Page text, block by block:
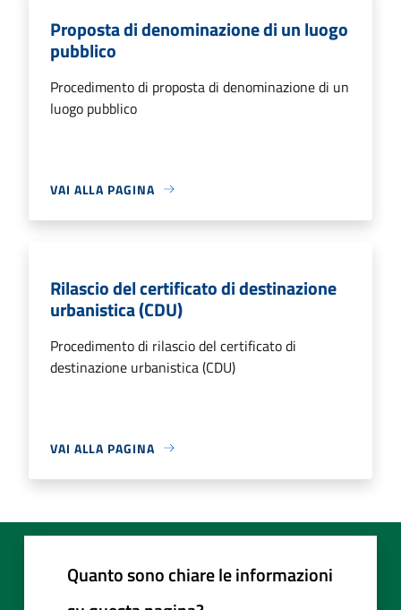
Proposta di denominazione di un luogo
pubblico
Procedimento di proposta di denominazione di un
luogo pubblico
VAI ALLA PAGINA
Rilascio del certificato di destinazione
urbanistica (CDU)
Procedimento di rilascio del certificato di
destinazione urbanistica (CDU)
VAI ALLA PAGINA
Quanto sono chiare le informazioni